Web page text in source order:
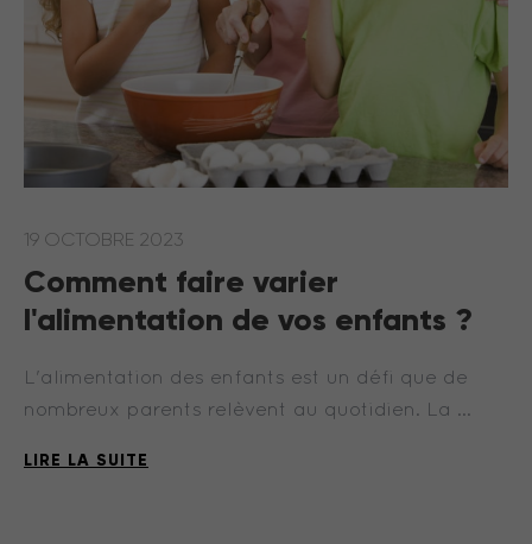
19 OCTOBRE 2023
Comment faire varier
l'alimentation de vos enfants ?
L'alimentation des enfants est un défi que de
nombreux parents relèvent au quotidien. La …
LIRE LA SUITE